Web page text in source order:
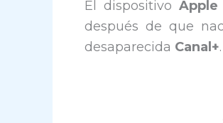
El dispositivo Apple
después de que
desaparecida Canal+.